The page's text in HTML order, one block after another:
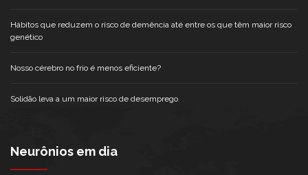
Hábitos que reduzem o risco de demência até entre os que têm maior risco
genético
Nosso cérebro no frio é menos eficiente?
Solidão leva a um maior risco de desemprego
Neurônios em dia